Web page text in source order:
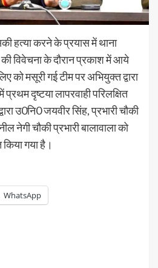
हत्या करने के प्रयास में थाना
विवेचना के दौरान प्रकाश में आये
को मसूरी गई टीम पर अभियुक्त द्वारा
दृष्टया लापरवाही परिलक्षित
उ0नि0 जयवीर सिंह, प्रभारी चौकी
नेगी चौकी प्रभारी बालावाला को
गया है।
WhatsApp